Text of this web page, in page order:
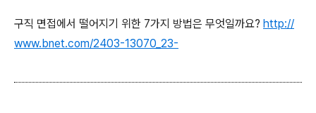
구직 면접에서 떨어지기 위한 7가지 방법은 무엇일까요? http://
www.bnet.com/2403-13070_23-